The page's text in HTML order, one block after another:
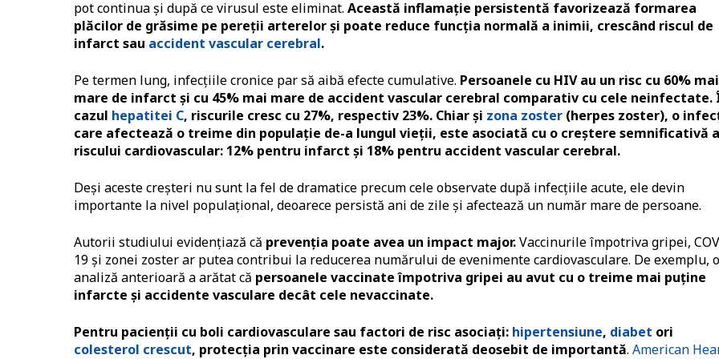
pot continua și după ce virusul este eliminat. Această inflamație persistentă favorizează formarea
plăcilor de grăsime pe pereții arterelor și poate reduce funcția normală a inimii, crescând riscul de
infarct sau accident vascular cerebral.
Pe termen lung, infecțiile cronice par să aibă efecte cumulative. Persoanele cu HIV au un risc cu 60% mai
mare de infarct și cu 45% mai mare de accident vascular cerebral comparativ cu cele neinfectate.
cazul hepatitei C, riscurile cresc cu 27%, respectiv 23%. Chiar și zona zoster (herpes zoster), o
care afectează o treime din populație de-a lungul vieții, este asociată cu o creștere semnificativă a
riscului cardiovascular: 12% pentru infarct și 18% pentru accident vascular cerebral.
Deși aceste creșteri nu sunt la fel de dramatice precum cele observate după infecțiile acute, ele devin
importante la nivel populațional, deoarece persistă ani de zile și afectează un număr mare de persoane.
Autorii studiului evidențiază că prevenția poate avea un impact major.Vaccinurile împotriva gripei,
19 și zonei zoster ar putea contribui la reducerea numărului de evenimente cardiovasculare. De exemplu, o
analiză anterioară a arătat că persoanele vaccinate împotriva gripei au avut cu o treime mai puține
infarcte și accidente vasculare decât cele nevaccinate.
Pentru pacienții cu boli cardiovasculare sau factori de risc asociați: hipertensiune, diabet ori
colesterol crescut, protecția prin vaccinare este considerată deosebit de importantă. American